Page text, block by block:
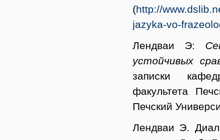
(http://
jazyka-vo-
Лендваи Э:
устойчивых
записки
факультета
Печский
Лендваи Э.